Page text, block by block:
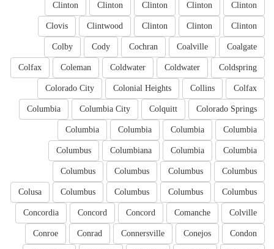
Clinton
Clinton
Clinton
Clinton
Clinton
Clinton
Clinton
Clinton
Clintwood
Clovis
Coalgate
Coalville
Cochran
Cody
Colby
Coldspring
Coldwater
Coldwater
Coleman
Colfax
Colfax
Collins
Colonial Heights
Colorado City
Colorado Springs
Colquitt
Columbia City
Columbia
Columbia
Columbia
Columbia
Columbia
Columbia
Columbia
Columbiana
Columbus
Columbus
Columbus
Columbus
Columbus
Columbus
Columbus
Columbus
Columbus
Colusa
Colville
Comanche
Concord
Concord
Concordia
Condon
Conejos
Connersville
Conrad
Conroe